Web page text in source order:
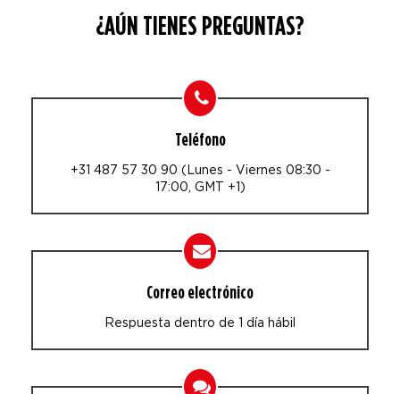
¿AÚN TIENES PREGUNTAS?
Teléfono
+31 487 57 30 90 (Lunes - Viernes 08:30 -
17:00, GMT +1)
Correo electrónico
Respuesta dentro de 1 día hábil